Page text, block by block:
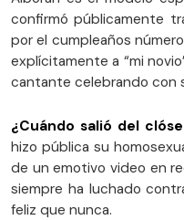
confirmó públicamente
por el cumpleaños
explícitamente a “mi
cantante celebrando con
¿Cuándo salió del
hizo pública su
de un emotivo video en
siempre ha luchado
feliz que nunca.